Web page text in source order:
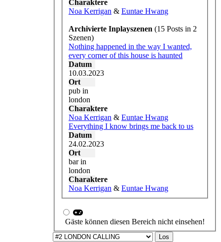
momentan
fällt es dir
aber schwer
irgendein
licht am ende
des tunnels
zu sehen.
dein leben
fühlt sich im
augenblick
wie eine
einzige
niederlage
an, weshalb
es keine
große
ablenkung ist
als
trauzeugin
die hochzeit
deiner besten
freundin eng
erst recht
nicht, wenn
singleist und
gescheitert
du irgendwie
gar keine
wahl. den
richtigen
grund
kennen
allerdings
nicht viele,
weil es dir
einfach
unangenehm
ist es nicht
geschafft zu
haben. zwar
muss man
mit22
jahren
vermutlich
noch nicht
alle seine
erfüllt haben,
aber du hast
eben auch
Charaktere
Noa Kerrigan & Euntae Hwang
Archivierte Inplayszenen (15 Posts in 2
Szenen)
Nothing happened in the way I wanted,
every corner of this house is haunted
Datum
10.03.2023
Ort
pub in
london
Charaktere
Noa Kerrigan & Euntae Hwang
Everything I know brings me back to us
Datum
24.02.2023
Ort
bar in
london
Charaktere
Noa Kerrigan & Euntae Hwang
Gäste können diesen Bereich nicht einsehen!